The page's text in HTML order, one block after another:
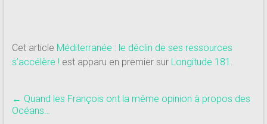
Cet article Méditerranée : le déclin de ses ressources
s’accélère !est apparu en premier sur Longitude 181 .
← Quand les François ont la même opinion à propos des
Océans…